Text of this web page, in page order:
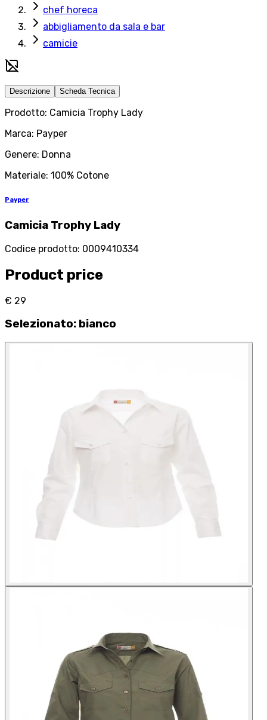
chef horeca
abbigliamento da sala e bar
camicie
Descrizione Scheda Tecnica
Prodotto: Camicia Trophy Lady
Marca: Payper
Genere: Donna
Materiale: 100% Cotone
Payper
Camicia Trophy Lady
Codice prodotto: 0009410334
Product price
€ 29
Selezionato: bianco